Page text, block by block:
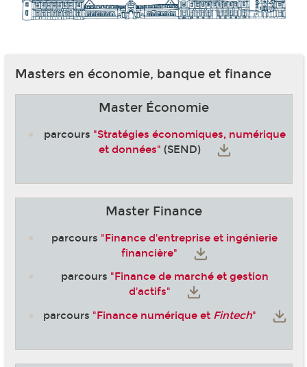
Masters en économie, banque et finance
Master Économie
parcours "Stratégies économiques, numérique
et données" (SEND)
Master Finance
parcours "Finance d'entreprise et ingénierie
financière"
parcours "Finance de marché et gestion
d'actifs"
parcours "Finance numérique et Fintech"